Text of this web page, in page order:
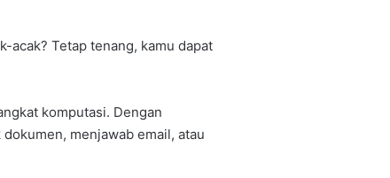
acak? Tetap tenang, kamu dapat
komputasi. Dengan
menjawab email, atau